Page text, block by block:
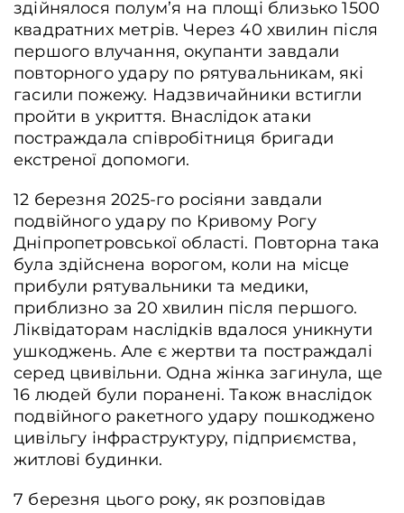
здійнялося полум’я на площі близько 1500
квадратних метрів. Через 40 хвилин після
першого влучання, окупанти завдали
повторного удару по рятувальникам, які
гасили пожежу. Надзвичайники встигли
пройти в укриття. Внаслідок атаки
постраждала співробітниця бригади
екстреної допомоги.
12 березня 2025-го росіяни завдали
подвійного удару по Кривому Рогу
Дніпропетровської області. Повторна така
була здійснена ворогом, коли на місце
прибули рятувальники та медики,
приблизно за 20 хвилин після першого.
Ліквідаторам наслідків вдалося уникнути
ушкоджень. Але є жертви та постраждалі
серед цвивільни. Одна жінка загинула, ще
16 людей були поранені. Також внаслідок
подвійного ракетного удару пошкоджено
цивільгу інфраструктуру, підприємства,
житлові будинки.
7 березня цього року, як розповідав